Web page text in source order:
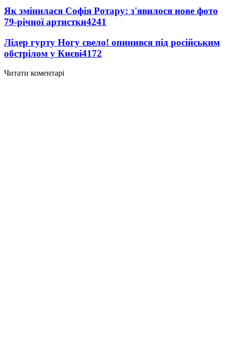
Як змінилася Софія Ротару: з'явилося нове фото
79-річної артистки4241
Лідер гурту Ногу свело! опинився під російським
обстрілом у Києві4172
Читати коментарі